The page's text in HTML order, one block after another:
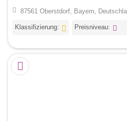
87561 Oberstdorf, Bayern,
Klassifizierung: Preisniveau: